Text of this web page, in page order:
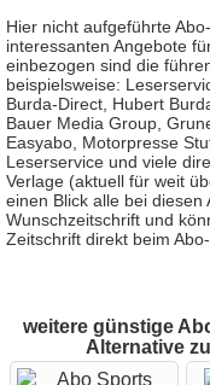
Hier nicht aufgeführte
interessanten Angebote
einbezogen sind die
beispielsweise:
Burda-Direct, Hubert
Bauer Media Group,
Easyabo, Motorpresse
Leserservice und viele
Verlage (aktuell für weit
einen Blick alle bei
Wunschzeitschrift und
Zeitschrift direkt beim
weitere günstige
Alternative